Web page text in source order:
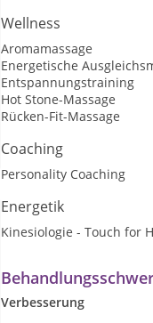
Wellness
Aromamassage
Energetische
Entspannungstraining
Hot Stone-Massage
Rücken-Fit-Massage
Coaching
Personality Coaching
Energetik
Kinesiologie - Touch for
Verbesserung